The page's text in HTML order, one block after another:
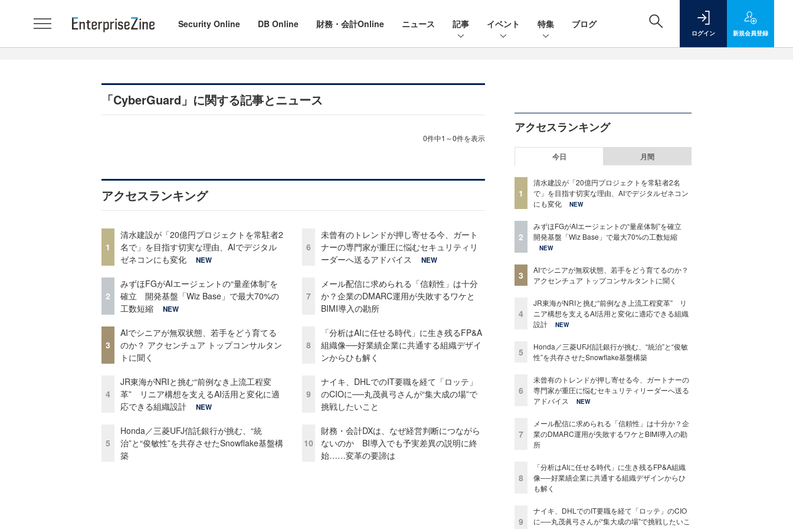
Security Online DB Online 財務・会計Online ニュース 記事 イベント 特集 ブログ
ログイン 新規会員登録
「CyberGuard」に関する記事とニュース
0件中1～0件を表示
アクセスランキング
1
清水建設が「20億円プロジェクトを常駐者2
名で」を目指す切実な理由、AIでデジタル
ゼネコンにも変化
NEW
2
みずほFGがAIエージェントの“量産体制”を
確立 開発基盤「Wiz Base」で最大70%の
工数短縮
NEW
3
AIでシニアが無双状態、若手をどう育てる
のか？ アクセンチュア トップコンサルタン
トに聞く
4
JR東海がNRIと挑む“前例なき上流工程変
革” リニア構想を支えるAI活用と変化に適
応できる組織設計
NEW
5
Honda／三菱UFJ信託銀行が挑む、“統
治”と“俊敏性”を共存させたSnowflake基盤構
築
6
未曾有のトレンドが押し寄せる今、ガート
ナーの専門家が重圧に悩むセキュリティリ
ーダーへ送るアドバイス
NEW
7
メール配信に求められる「信頼性」は十分
か？企業のDMARC運用が失敗するワケと
BIMI導入の勘所
8
「分析はAIに任せる時代」に生き残るFP&A
組織像──好業績企業に共通する組織デザイ
ンからひも解く
9
ナイキ、DHLでのIT要職を経て「ロッテ」
のCIOに──丸茂眞弓さんが“集大成の場”で
挑戦したいこと
10
財務・会計DXは、なぜ経営判断につながら
ないのか BI導入でも予実差異の説明に終
始……変革の要諦は
アクセスランキング
今日 月間
1
清水建設が「20億円プロジェクトを常駐者2名
で」を目指す切実な理由、AIでデジタルゼネコン
にも変化
NEW
2
みずほFGがAIエージェントの“量産体制”を確立
開発基盤「Wiz Base」で最大70%の工数短縮
NEW
3
AIでシニアが無双状態、若手をどう育てるのか？
アクセンチュア トップコンサルタントに聞く
4
JR東海がNRIと挑む“前例なき上流工程変革” リ
ニア構想を支えるAI活用と変化に適応できる組織
設計
NEW
5
Honda／三菱UFJ信託銀行が挑む、“統治”と“俊敏
性”を共存させたSnowflake基盤構築
6
未曾有のトレンドが押し寄せる今、ガートナーの
専門家が重圧に悩むセキュリティリーダーへ送る
アドバイス
NEW
7
メール配信に求められる「信頼性」は十分か？企
業のDMARC運用が失敗するワケとBIMI導入の勘
所
8
「分析はAIに任せる時代」に生き残るFP&A組織
像──好業績企業に共通する組織デザインからひ
も解く
9
ナイキ、DHLでのIT要職を経て「ロッテ」のCIO
に──丸茂眞弓さんが“集大成の場”で挑戦したいこ